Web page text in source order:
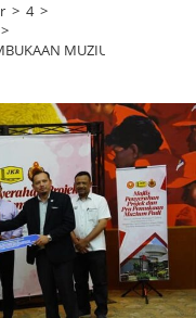
> 4 >
>
MUZIUM PADI